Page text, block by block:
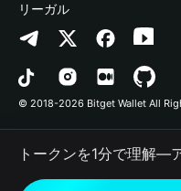
お問い合わせ
ブランドリソース
キャリア
Altcoin Season Index
Prediction Markets
DApp
RWA
プロジェクトを掲載
認証検出
コントラクト検出
一括送金
Arbitrum
Avalanche
Bitcoin
Polygon
リーガル
プライバシーポリシー
利用規約
© 2018-2026 Bitget Wallet All
トークンを1分で理解―